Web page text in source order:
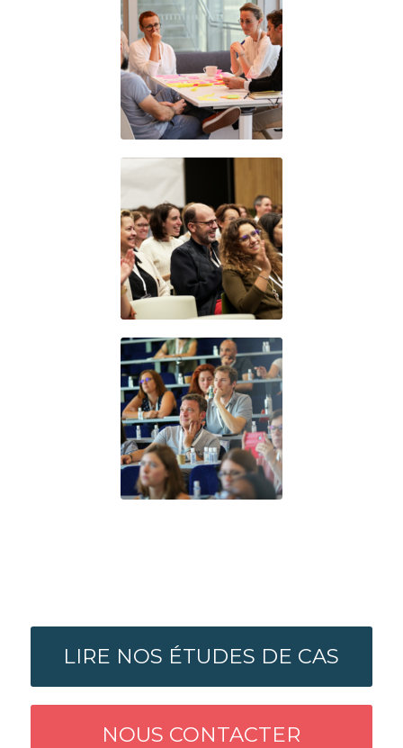
LIRE NOS ÉTUDES DE CAS
NOUS CONTACTER